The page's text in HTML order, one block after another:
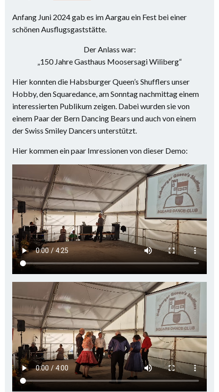
Anfang Juni 2024 gab es im Aargau ein Fest bei einer
schönen Ausflugsgaststätte.
Der Anlass war:
„150 Jahre Gasthaus Moosersagi Wiliberg“
Hier konnten die Habsburger Queen’s Shufflers unser
Hobby, den Squaredance, am Sonntag nachmittag einem
interessierten Publikum zeigen. Dabei wurden sie von
einem Paar der Bern Dancing Bears und auch von einem
der Swiss Smiley Dancers unterstützt.
Hier kommen ein paar Imressionen von dieser Demo: